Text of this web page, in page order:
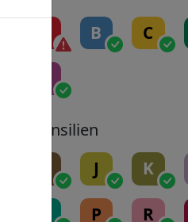
B C
Transilien
J K
P R